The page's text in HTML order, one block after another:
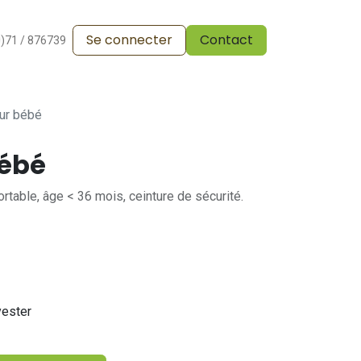
Pergola Vos réalisations
/ 876739 Se connecter Contact
bébé
âge < 36 mois, ceinture de sécurité.